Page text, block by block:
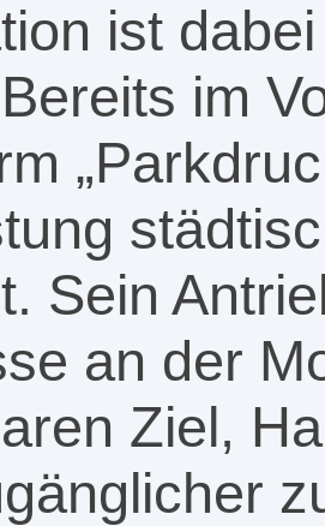
ist
im
Sein
an der
Ziel,